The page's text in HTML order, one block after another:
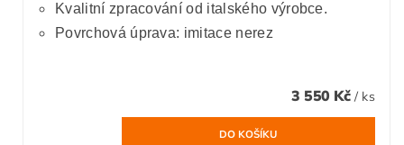
Kvalitní zpracování od italského výrobce.
Povrchová úprava: imitace nerez
3 550 Kč / ks